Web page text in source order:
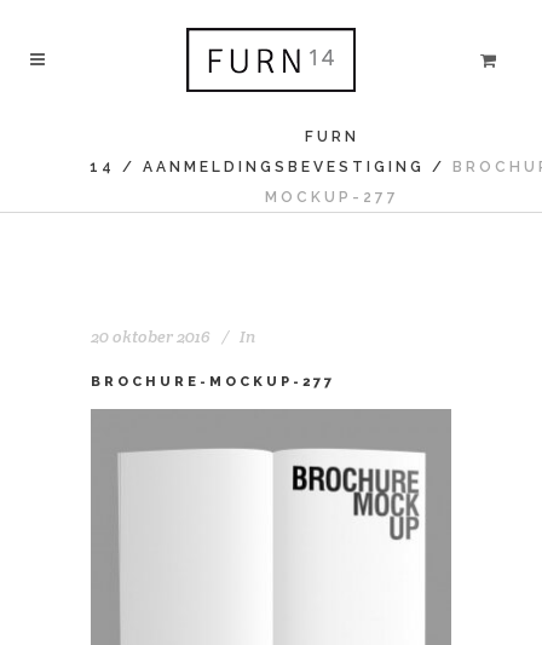
FURN
14
/ AANMELDINGSBEVESTIGING /
MOCKUP-277
20 oktober 2016 In
BROCHURE-MOCKUP-277